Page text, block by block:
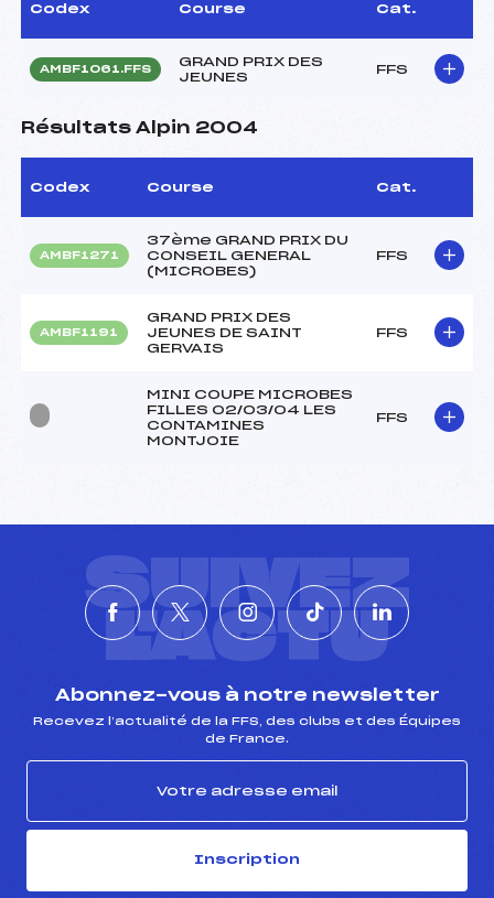
Codex Course Cat.
AMBF1061.FFS
GRAND PRIX DES
JEUNES
FFS
Résultats Alpin 2004
Codex Course Cat.
AMBF1271
37ème GRAND PRIX DU
CONSEIL GENERAL
(MICROBES)
FFS
AMBF1191
GRAND PRIX DES
JEUNES DE SAINT
GERVAIS
FFS
MINI COUPE MICROBES
FILLES 02/03/04 LES
CONTAMINES
MONTJOIE
FFS
SUIVEZ
L'ACTU
Abonnez-vous à notre newsletter
Recevez l’actualité de la FFS, des clubs et des Équipes
de France.
Inscription